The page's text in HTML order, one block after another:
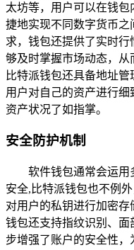
太坊等，用户可以在钱
捷地实现不同数字货币
求，钱包还提供了实时
够及时掌握市场动态，从
比特派钱包还具备地址
用户对自己的资产进行
资产状况了如指掌。
安全防护机制
软件钱包通常会运用
安全,比特派钱包也不例
对用户的私钥进行加密存
钱包还支持指纹识别、
步增强了账户的安全性